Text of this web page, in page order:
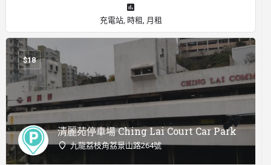
充電站, 時租, 月租
清麗苑停車場 Ching Lai Court Car Park
九龍荔枝角荔景山路264號
$18